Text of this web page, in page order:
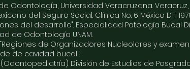
Odontología, Universidad Veracruzana. Veracruz,
del Seguro Social. Clínica No. 6 México D.F.
del desarrollo". Especialidad Patología Bucal
de Odontología UNAM.
de Organizadores Nucleolares y examen
de cavidad bucal”.
División de Estudios de